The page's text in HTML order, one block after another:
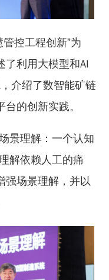
控工程创新”为
了利用大模型和AI
介绍了数智能矿链
的创新实践。
景理解：一个认知
解依赖人工的痛
强场景理解，并以